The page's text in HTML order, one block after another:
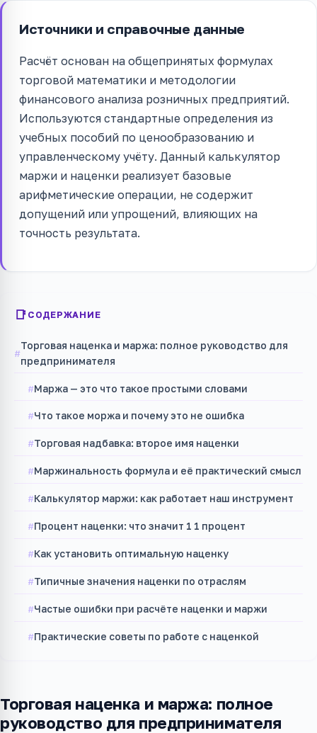
Источники и справочные данные
Расчёт основан на общепринятых формулах
торговой математики и методологии
финансового анализа розничных предприятий.
Используются стандартные определения из
учебных пособий по ценообразованию и
управленческому учёту. Данный калькулятор
маржи и наценки реализует базовые
арифметические операции, не содержит
допущений или упрощений, влияющих на
точность результата.
СОДЕРЖАНИЕ
Торговая наценка и маржа: полное руководство для
предпринимателя
Маржа — это что такое простыми словами
Что такое моржа и почему это не ошибка
Торговая надбавка: второе имя наценки
Маржинальность формула и её практический смысл
Калькулятор маржи: как работает наш инструмент
Процент наценки: что значит 1 1 процент
Как установить оптимальную наценку
Типичные значения наценки по отраслям
Частые ошибки при расчёте наценки и маржи
Практические советы по работе с наценкой
Торговая наценка и маржа: полное
руководство для предпринимателя